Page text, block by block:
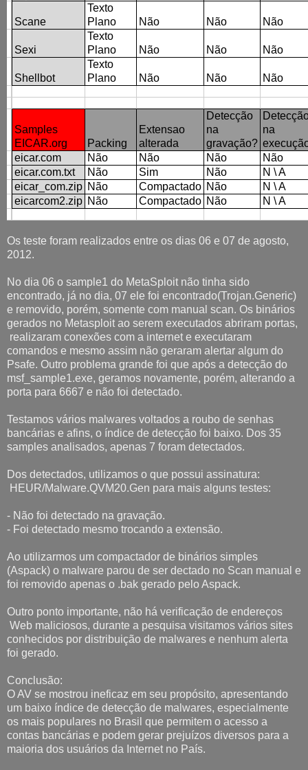
Scane
Texto
Plano
Não Não Não
Sexi
Texto
Plano
Não Não Não
Shellbot
Texto
Plano
Não Não Não
Samples
EICAR.org
Packing
Extensao
alterada
Detecção
na
gravação?
na
eicar.com
Não Não Não
Não
eicar.com.txt
Não Sim Não
N \ A
eicar_com.zip Não Compactado Não
N \ A
eicarcom2.zip Não Compactado Não N \ A
Os teste foram realizados entre os dias 06 e 07 de agosto,
2012.
No dia 06 o sample1 do MetaSploit não tinha sido
encontrado, já no dia, 07 ele foi encontrado(Trojan.Generic)
e removido, porém, somente com manual scan. Os binários
gerados no Metasploit ao serem executados abriram portas,
realizaram conexões com a internet e executaram
comandos e mesmo assim não geraram alertar algum do
Psafe. Outro problema grande foi que após a detecção do
msf_sample1.exe, geramos novamente, porém, alterando a
porta para 6667 e não foi detectado.
Testamos vários malwares voltados a roubo de senhas
bancárias e afins, o índice de detecção foi baixo. Dos 35
samples analisados, apenas 7 foram detectados.
Dos detectados, utilizamos o que possui assinatura:
HEUR/Malware.QVM20.Gen para mais alguns testes:
- Não foi detectado na gravação.
- Foi detectado mesmo trocando a extensão.
Ao utilizarmos um compactador de binários simples
(Aspack) o malware parou de ser dectado no Scan manual e
foi removido apenas o .bak gerado pelo Aspack.
Outro ponto importante, não há verificação de endereços
Web maliciosos, durante a pesquisa visitamos vários sites
conhecidos por distribuição de malwares e nenhum alerta
foi gerado.
Conclusão:
O AV se mostrou ineficaz em seu propósito, apresentando
um baixo índice de detecção de malwares, especialmente
os mais populares no Brasil que permitem o acesso a
contas bancárias e podem gerar prejuízos diversos para a
maioria dos usuários da Internet no País.